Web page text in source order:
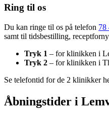
Ring til os
Du kan ringe til os på telefon 78
samt til tidsbestilling,
Tryk 1 – for klinikken i
Tryk 2 – for klinikken i
Se telefontid for de 2 klinikker
Åbningstider i